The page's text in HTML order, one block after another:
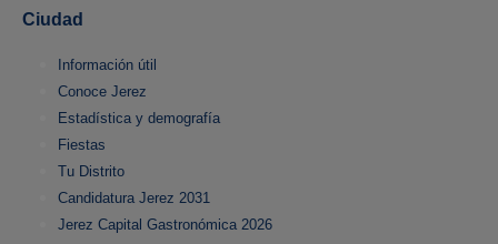
Ciudad
Información útil
Conoce Jerez
Estadística y demografía
Fiestas
Tu Distrito
Candidatura Jerez 2031
Jerez Capital Gastronómica 2026